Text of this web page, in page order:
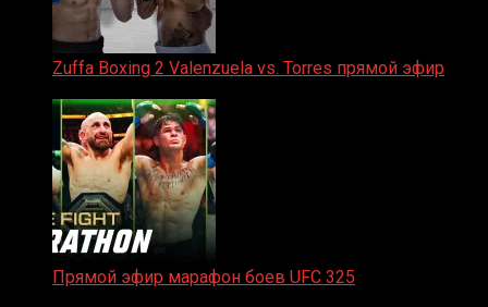
Zuffa Boxing 2 Valenzuela vs. Torres прямой эфир
Прямой эфир марафон боев UFC 325